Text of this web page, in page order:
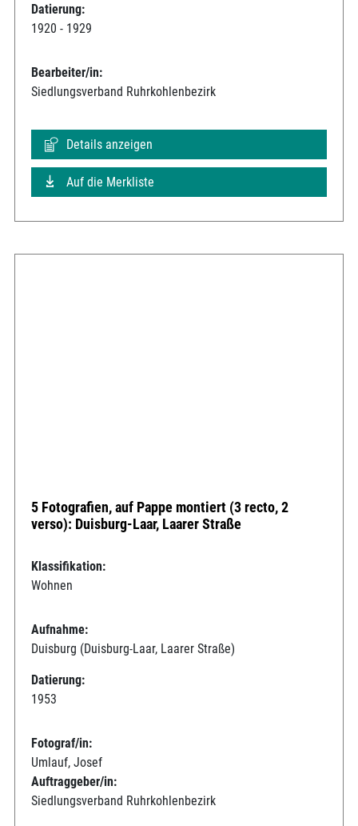
Datierung:
1920 - 1929
Bearbeiter/in:
Siedlungsverband Ruhrkohlenbezirk
Details anzeigen
Auf die Merkliste
5 Fotografien, auf Pappe montiert (3 recto, 2
verso): Duisburg-Laar, Laarer Straße
Klassifikation:
Wohnen
Aufnahme:
Duisburg (Duisburg-Laar, Laarer Straße)
Datierung:
1953
Fotograf/in:
Umlauf, Josef
Auftraggeber/in:
Siedlungsverband Ruhrkohlenbezirk